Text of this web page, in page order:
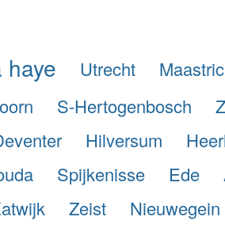
haye Utrecht
S-Hertogenbosch
Hilversum
Spijkenisse Ede
Zeist Nieuwegein